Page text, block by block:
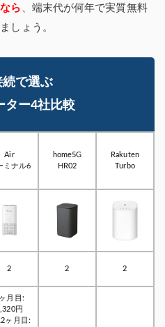
ら 、端末代が何年で実質無料
しょう。
続で選ぶ
ター4社比較
Air
ミナル6
home5G
HR02
Rakuten
Turbo
2 2 2
月目:
円
ヶ月目: